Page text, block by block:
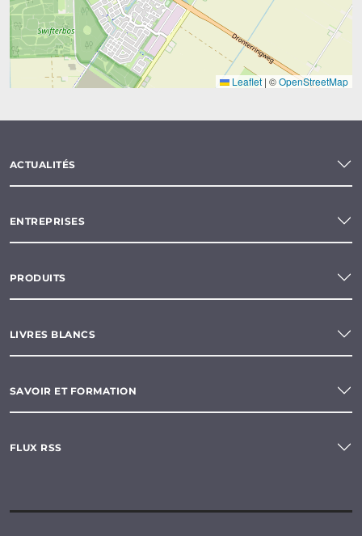
Leaflet | ©OpenStreetMap
ACTUALITÉS
ENTREPRISES
PRODUITS
LIVRES BLANCS
SAVOIR ET FORMATION
FLUX RSS